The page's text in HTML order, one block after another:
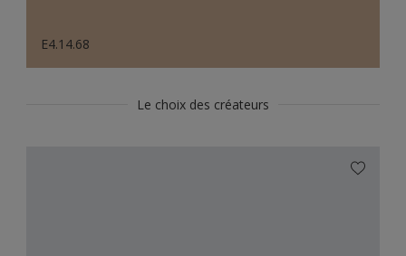
E4.14.68
Le choix des créateurs